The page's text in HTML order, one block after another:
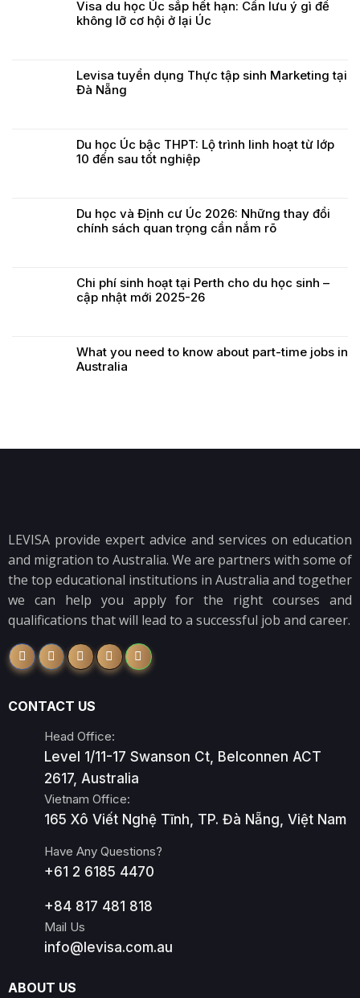
Visa du học Úc sắp hết hạn: Cần lưu ý gì để
không lỡ cơ hội ở lại Úc
Levisa tuyển dụng Thực tập sinh Marketing tại
Đà Nẵng
Du học Úc bậc THPT: Lộ trình linh hoạt từ lớp
10 đến sau tốt nghiệp
Du học và Định cư Úc 2026: Những thay đổi
chính sách quan trọng cần nắm rõ
Chi phí sinh hoạt tại Perth cho du học sinh –
cập nhật mới 2025-26
What you need to know about part-time jobs in
Australia
LEVISA provide expert advice and services on education
and migration to Australia. We are partners with some of
the top educational institutions in Australia and together
we can help you apply for the right courses and
qualifications that will lead to a successful job and career.
CONTACT US
Head Office:
Level 1/11-17 Swanson Ct, Belconnen ACT
2617, Australia
Vietnam Office:
165 Xô Viết Nghệ Tĩnh, TP. Đà Nẵng, Việt Nam
Have Any Questions?
+61 2 6185 4470
+84 817 481 818
Mail Us
info@levisa.com.au
ABOUT US